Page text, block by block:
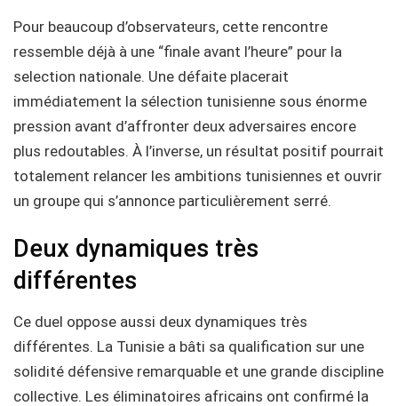
Pour beaucoup d’observateurs, cette rencontre
ressemble déjà à une “finale avant l’heure” pour la
selection nationale. Une défaite placerait
immédiatement la sélection tunisienne sous énorme
pression avant d’affronter deux adversaires encore
plus redoutables. À l’inverse, un résultat positif pourrait
totalement relancer les ambitions tunisiennes et ouvrir
un groupe qui s’annonce particulièrement serré.
Deux dynamiques très
différentes
Ce duel oppose aussi deux dynamiques très
différentes. La Tunisie a bâti sa qualification sur une
solidité défensive remarquable et une grande discipline
collective. Les éliminatoires africains ont confirmé la